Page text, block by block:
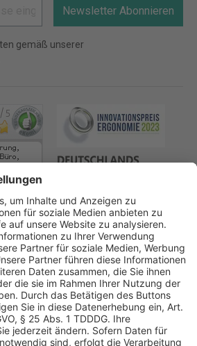
Newsletter Abonnieren
gemäß unserer